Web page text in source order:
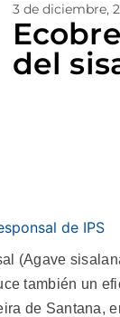
3 de diciembre,
del
de IPS
(Agave
también un
de Santana,